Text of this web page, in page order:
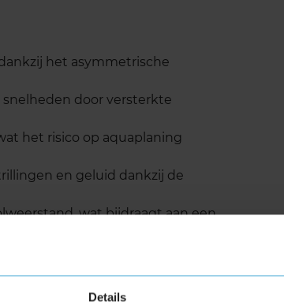
Details
het asymmetrische
door versterkte
het risico op aquaplaning
en geluid dankzij de
wat bijdraagt aan een
en crossovers die af en toe
langere levensduur en betere